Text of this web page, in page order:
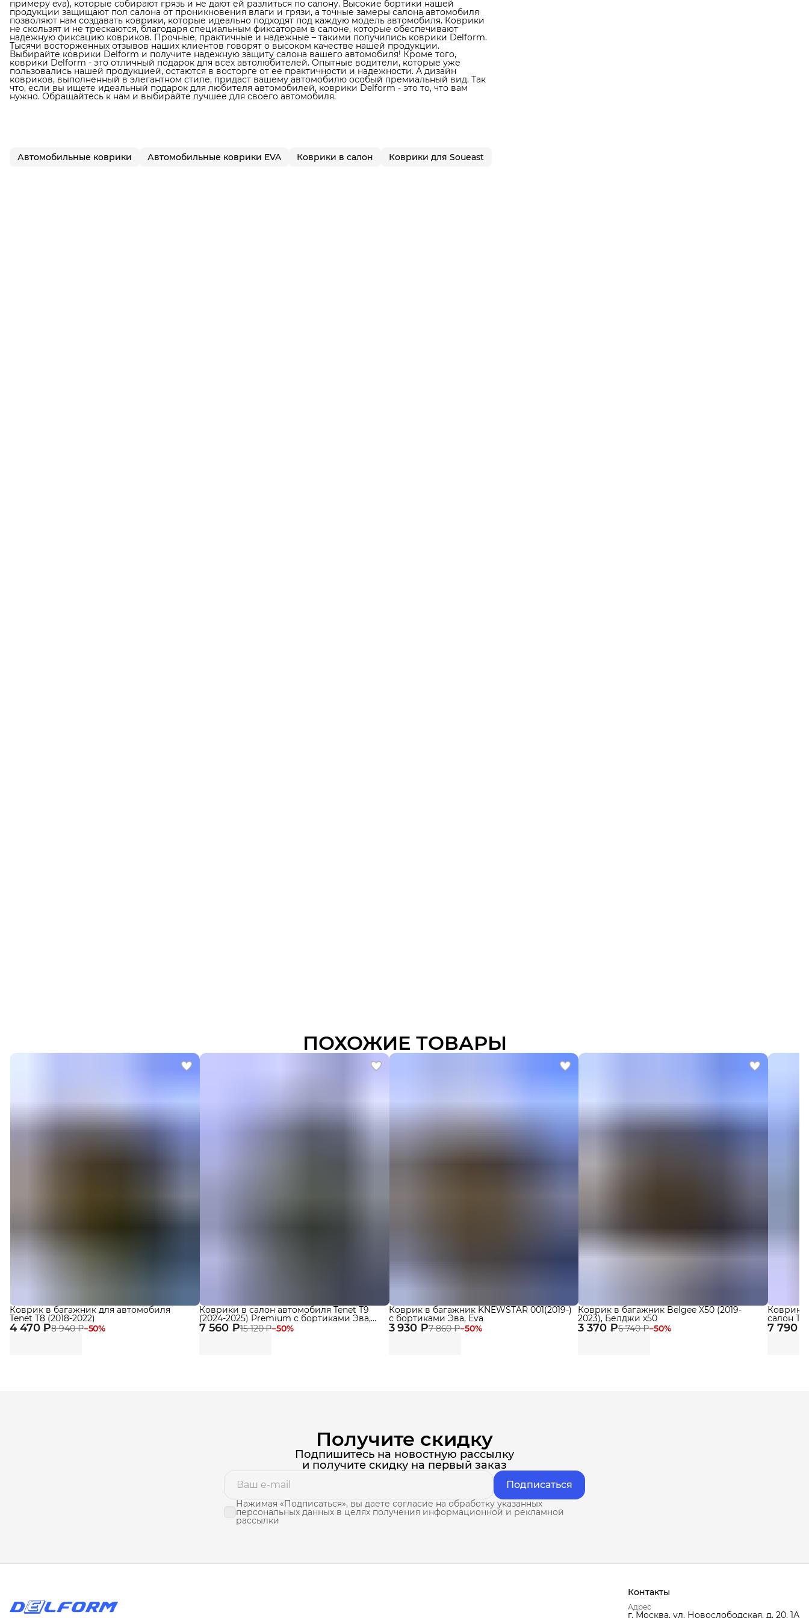
примеру eva), которые собирают грязь и не дают ей разлиться по салону. Высокие бортики нашей
продукции защищают пол салона от проникновения влаги и грязи, а точные замеры салона автомобиля
позволяют нам создавать коврики, которые идеально подходят под каждую модель автомобиля. Коврики
не скользят и не трескаются, благодаря специальным фиксаторам в салоне, которые обеспечивают
надежную фиксацию ковриков. Прочные, практичные и надежные – такими получились коврики Delform.
Тысячи восторженных отзывов наших клиентов говорят о высоком качестве нашей продукции.
Выбирайте коврики Delform и получите надежную защиту салона вашего автомобиля! Кроме того,
коврики Delform - это отличный подарок для всех автолюбителей. Опытные водители, которые уже
пользовались нашей продукцией, остаются в восторге от ее практичности и надежности. А дизайн
ковриков, выполненный в элегантном стиле, придаст вашему автомобилю особый премиальный вид. Так
что, если вы ищете идеальный подарок для любителя автомобилей, коврики Delform - это то, что вам
нужно. Обращайтесь к нам и выбирайте лучшее для своего автомобиля.
Автомобильные коврики Автомобильные коврики EVA Коврики в салон Коврики для Soueast
ПОХОЖИЕ ТОВАРЫ
4 470 ₽8 940 ₽−50%
Коврик в багажник для автомобиля
Tenet T8 (2018-2022)
7 560 ₽15 120 ₽−50%
Коврики в салон автомобиля Tenet T9
(2024-2025) Premium с бортиками Эва,
Eva 3 930 ₽7 860 ₽−50%
Коврик в багажник KNEWSTAR 001(2019-)
с бортиками Эва, Eva
3 370 ₽6 740 ₽−50%
Коврик в багажник Belgee X50 (2019-
2023), Белджи х50
7 790 ₽
Коврики
салон
Получите скидку
Подпишитесь на новостную рассылку
и получите скидку на первый заказ
Подписаться
Нажимая «Подписаться», вы даете согласие на обработку указанных
персональных данных в целях получения информационной и рекламной
рассылки
Контакты
Адрес
г. Москва, ул. Новослободская, д. 20, 1А